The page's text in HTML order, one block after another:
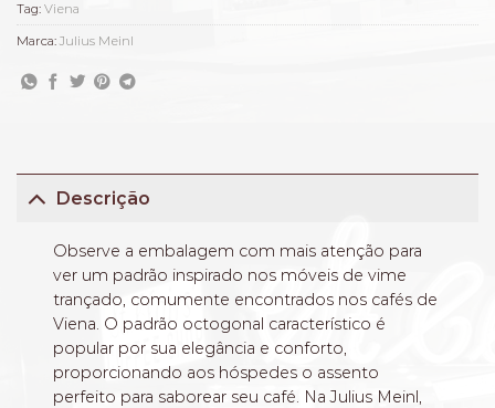
Tag: Viena
Marca: Julius Meinl
Descrição
Observe a embalagem com mais atenção para
ver um padrão inspirado nos móveis de vime
trançado, comumente encontrados nos cafés de
Viena. O padrão octogonal característico é
popular por sua elegância e conforto,
proporcionando aos hóspedes o assento
perfeito para saborear seu café. Na Julius Meinl,